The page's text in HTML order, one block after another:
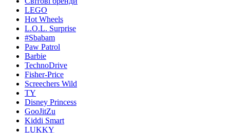
LEGO
Hot Wheels
L.O.L. Surprise
#Sbabam
Paw Patrol
Barbie
TechnoDrive
Fisher-Price
Screechers Wild
TY
Disney Princess
GooJitZu
Kiddi Smart
LUKKY